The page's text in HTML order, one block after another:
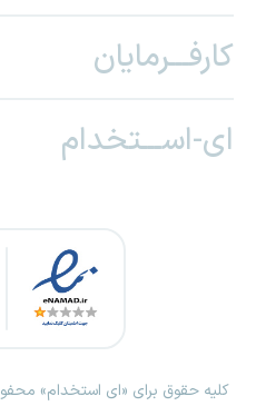
کارفـــرمایان
ای-اســـتخدام
کلیه حقوق برای «ای استخدام»